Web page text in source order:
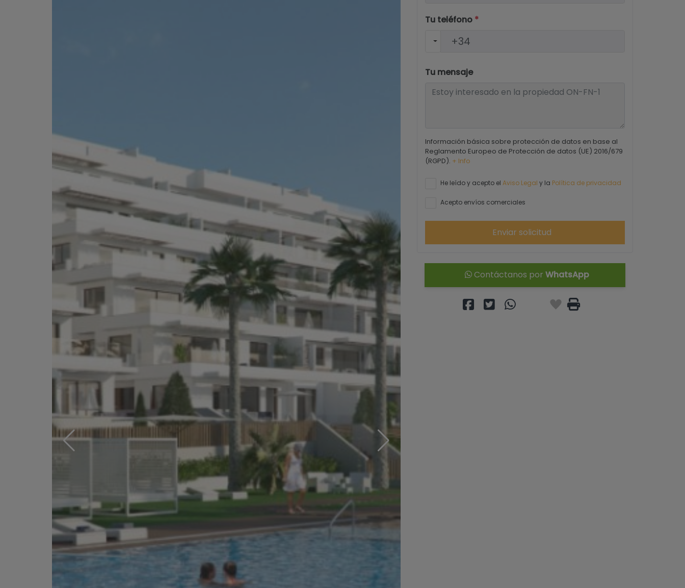
Tu teléfono *
Tu mensaje
Información básica sobre protección de datos en base al
Reglamento Europeo de Protección de datos (UE) 2016/679
(RGPD). + Info
He leído y acepto el Aviso Legal y la Política de privacidad
Acepto envíos comerciales
Enviar solicitud
Contáctanos por WhatsApp